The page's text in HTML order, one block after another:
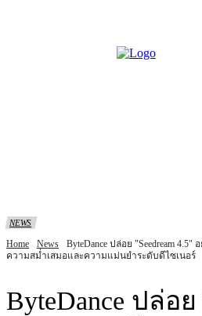
NEWS
Home News
ByteDance ปล่อย "Seedream
ความสม่ำเสมอและความแม่นยำระดับดีไซเนอร์
ByteDance ปล่อย